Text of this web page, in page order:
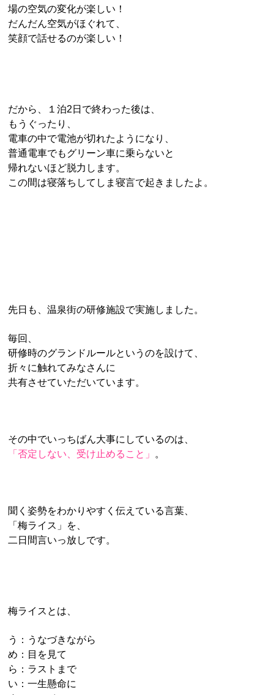
場の空気の変化が楽しい！
だんだん空気がほぐれて、
笑顔で話せるのが楽しい！
だから、１泊2日で終わった後は、
もうぐったり、
電車の中で電池が切れたようになり、
普通電車でもグリーン車に乗らないと
帰れないほど脱力します。
この間は寝落ちしてしま寝言で起きましたよ。
先日も、温泉街の研修施設で実施しました。
毎回、
研修時のグランドルールというのを設けて、
折々に触れてみなさんに
共有させていただいています。
その中でいっちばん大事にしているのは、
「否定しない、受け止めること」 。
聞く姿勢をわかりやすく伝えている言葉、
「梅ライス」を、
二日間言いっ放しです。
梅ライスとは、
う：うなづきながら
め：目を見て
ら：ラストまで
い：一生懸命に